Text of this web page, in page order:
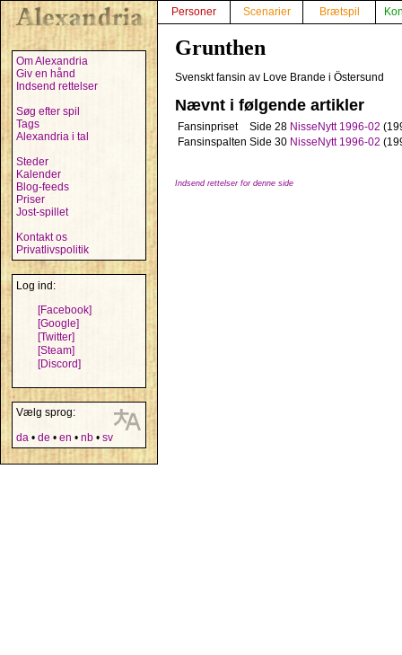
Om Alexandria
Giv en hånd
Indsend rettelser
Søg efter spil
Tags
Alexandria i tal
Steder
Kalender
Blog-feeds
Priser
Jost-spillet
Kontakt os
Privatlivspolitik
Log ind:
[Facebook]
[Google]
[Twitter]
[Steam]
[Discord]
Vælg sprog:
da • de • en • nb • sv
Personer Scenarier Brætspil
Grunthen
Svenskt fansin av Love Brande i Östersund
Nævnt i følgende artikler
Fansinpriset Side 28 NisseNytt 1996-02
Fansinspalten Side 30 NisseNytt 1996-02
Indsend rettelser for denne side